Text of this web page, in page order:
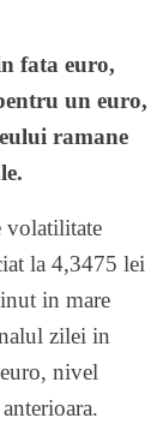
fata euro,
un euro,
ramane
volatilitate
la 4,3475 lei
in mare
zilei in
nivel